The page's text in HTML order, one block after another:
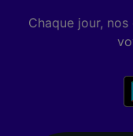
Chaque jour,